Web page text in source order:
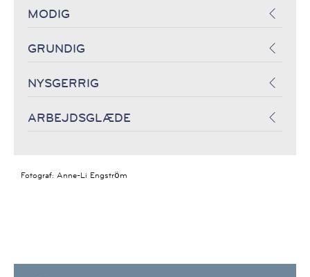
MODIG
GRUNDIG
NYSGERRIG
ARBEJDSGLÆDE
Fotograf: Anne-Li Engström